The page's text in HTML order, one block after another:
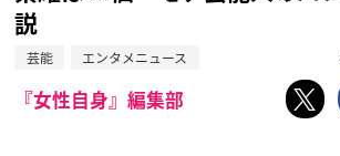
説
芸能 エンタメニュース
『女性自身』編集部